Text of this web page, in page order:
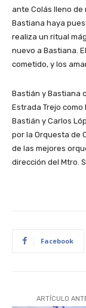
ante Colás lleno
Bastiana haya
realiza un ritual
nuevo a Bastiana.
cometido, y los
Bastián y Bastiana
Estrada Trejo
Bastián y Carlos
por la Orquesta de
de las mejores
dirección del Mtro.
Facebook
ARTÍCULO